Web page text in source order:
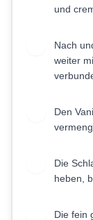
und
Nach
weiter
Den
Die
heben,
Die fein